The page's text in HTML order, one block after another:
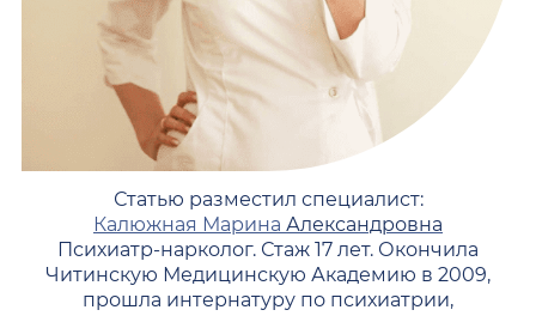
Статью разместил специалист:
Калюжная Марина Александровна
Психиатр-нарколог. Стаж 17 лет. Окончила
Читинскую Медицинскую Академию в 2009,
прошла интернатуру по психиатрии,